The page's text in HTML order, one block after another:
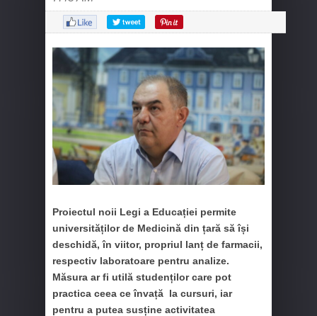
Proiectul noii Legi a Educației permite
universităților de Medicină din țară să își
deschidă, în viitor, propriul lanț de farmacii,
respectiv laboratoare pentru analize.
Măsura ar fi utilă studenților care pot
practica ceea ce învață la cursuri, iar
pentru a putea susține activitatea